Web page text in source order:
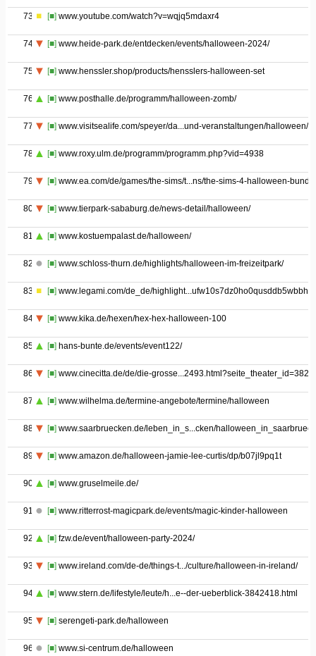
73 [■] www.youtube.com/watch?v=wqjq5mdaxr4
74 [■] www.heide-park.de/entdecken/events/halloween-2024/
75 [■] www.henssler.shop/products/hensslers-halloween-set
76 [■] www.posthalle.de/programm/halloween-zomb/
77 [■] www.visitsealife.com/speyer/da...und-veranstaltungen/halloween/
78 [■] www.roxy.ulm.de/programm/programm.php?vid=4938
79 [■] www.ea.com/de/games/the-sims/t...ns/the-sims-4-halloween-bundle
80 [■] www.tierpark-sababurg.de/news-detail/halloween/
81 [■] www.kostuempalast.de/halloween/
82 [■] www.schloss-thurn.de/highlights/halloween-im-freizeitpark/
83 [■] www.legami.com/de_de/
84 [■] www.kika.de/hexen/hex-hex-halloween-100
85 [■] hans-bunte.de/events/event122/
86 [■] www.cinecitta.de/de/die-grosse...2493.html?seite_theater_id=382
87 [■] www.wilhelma.de/termine-angebote/termine/halloween
88 [■] www.saarbruecken.de/leben_in_s...cken/
89 [■] www.amazon.de/halloween-jamie-lee-curtis/dp/b07jl9pq1t
90 [■] www.gruselmeile.de/
91 [■] www.ritterrost-magicpark.de/events/magic-kinder-halloween
92 [■] fzw.de/event/halloween-party-2024/
93 [■] www.ireland.com/de-de/things-t.../culture/halloween-in-ireland/
94 [■] www.stern.de/lifestyle/leute/h...e--der-ueberblick-3842418.html
95 [■] serengeti-park.de/halloween
96 [■] www.si-centrum.de/halloween